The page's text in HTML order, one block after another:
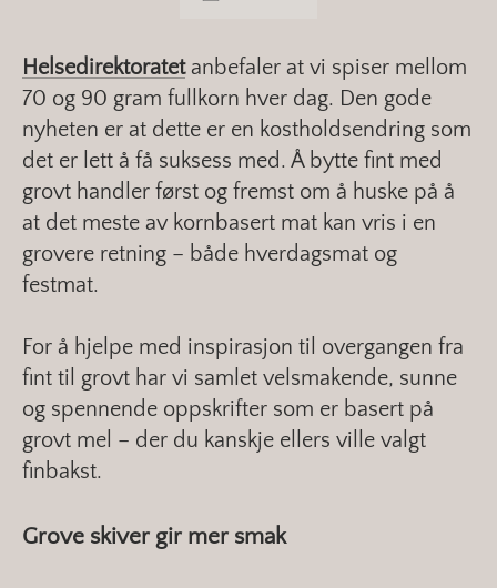
Helsedirektoratetanbefaler at vi spiser mellom
70 og 90 gram fullkorn hver dag. Den gode
nyheten er at dette er en kostholdsendring som
det er lett å få suksess med. Å bytte fint med
grovt handler først og fremst om å huske på å
at det meste av kornbasert mat kan vris i en
grovere retning – både hverdagsmat og
festmat.
For å hjelpe med inspirasjon til overgangen fra
fint til grovt har vi samlet velsmakende, sunne
og spennende oppskrifter som er basert på
grovt mel – der du kanskje ellers ville valgt
finbakst.
Grove skiver gir mer smak